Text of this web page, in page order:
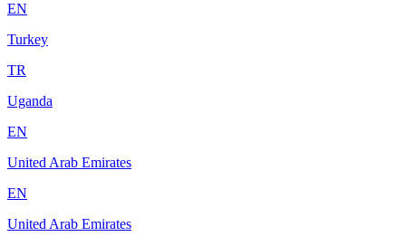
EN
Turkey
TR
Uganda
EN
United Arab Emirates
EN
United Arab Emirates